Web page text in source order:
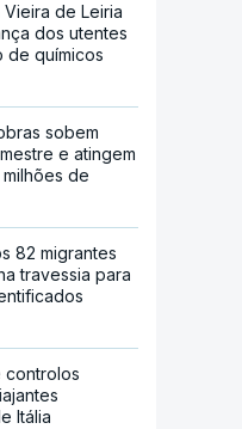
de Leiria
dos utentes
de químicos
sobem
e atingem
de
82 migrantes
travessia para
controlos
Itália